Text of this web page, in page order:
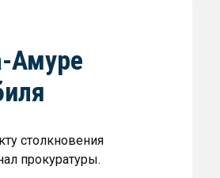
Амуре
столкновения
прокуратуры.